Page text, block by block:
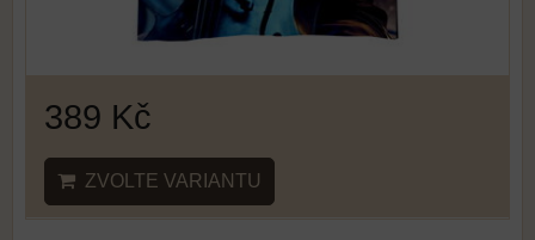
389 Kč
ZVOLTE VARIANTU